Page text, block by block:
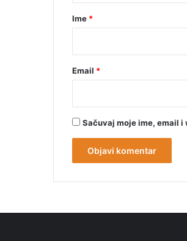
r
Ime *
Email *
Sačuvaj moje ime, email i